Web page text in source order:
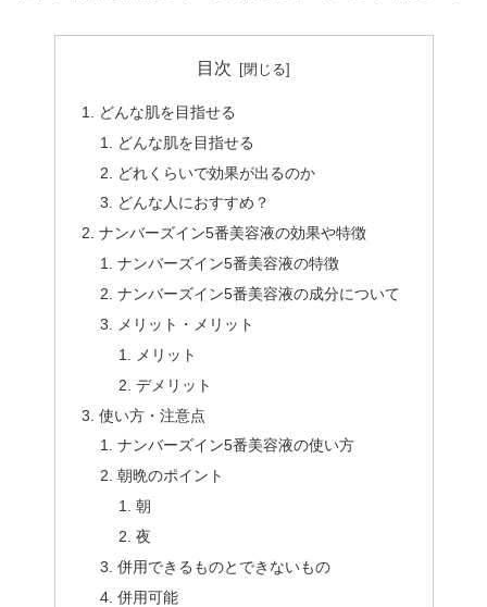
目次
どんな肌を目指せる
どんな肌を目指せる
どれくらいで効果が出るのか
どんな人におすすめ？
ナンバーズイン5番美容液の効果や特徴
ナンバーズイン5番美容液の特徴
ナンバーズイン5番美容液の成分について
メリット・メリット
メリット
デメリット
使い方・注意点
ナンバーズイン5番美容液の使い方
朝晩のポイント
朝
夜
併用できるものとできないもの
併用可能